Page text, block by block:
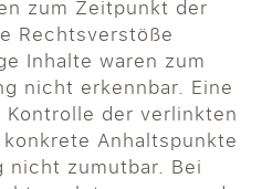
zum Zeitpunkt der
Rechtsverstöße
Inhalte waren zum
nicht erkennbar. Eine
der verlinkten
Anhaltspunkte
nicht zumutbar. Bei